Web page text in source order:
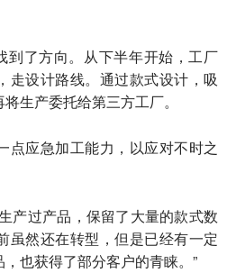
到了方向。从下半年开始，工厂
走设计路线。通过款式设计，吸
生产委托给第三方工厂。
点应急加工能力，以应对不时之
产过产品，保留了大量的款式数
虽然还在转型，但是已经有一定
也获得了部分客户的青睐。”